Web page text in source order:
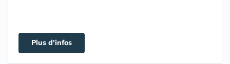
Plus d'infos